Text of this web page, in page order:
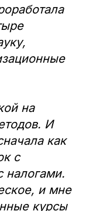
на
И
как
с
налогами.
и мне
курсы